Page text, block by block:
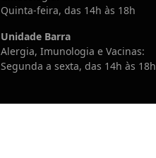
Quinta-feira, das 14h às 18h
Unidade Barra
Alergia, Imunologia e Vacinas:
Segunda a sexta, das 14h às 18h